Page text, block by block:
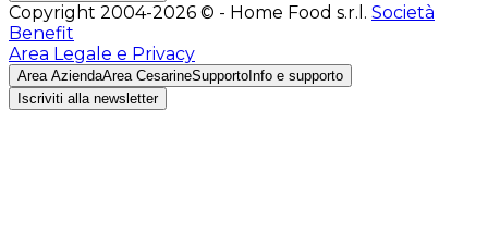
Copyright 2004-2026 © - Home Food s.r.l. Società
Benefit
Area Legale e Privacy
Area AziendaArea CesarineSupporto Info e supporto
Iscriviti alla newsletter